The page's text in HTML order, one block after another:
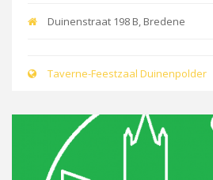
Duinenstraat 198 B, Bredene
Taverne-Feestzaal Duinenpolder